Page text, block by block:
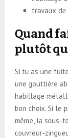
travaux de
Quand
plutôt
Si tu as une
une gouttière
habillage
bon choix. Si le
même, la sous-
couvreur-